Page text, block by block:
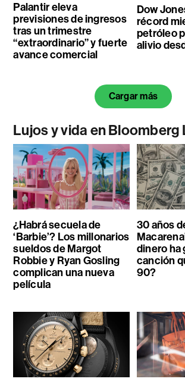
Palantir eleva
previsiones de ingresos
tras un trimestre
“extraordinario” y fuerte
avance comercial
Dow
récord
petróleo
alivio
Cargar más
Lujos y vida en Bloomberg
¿Habrá secuela de
‘Barbie’? Los millonarios
sueldos de Margot
Robbie y Ryan Gosling
complican una nueva
película
30 años
dinero ha
canción
90?